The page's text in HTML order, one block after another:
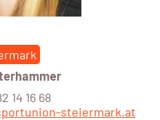
14 16 68
steiermark.at